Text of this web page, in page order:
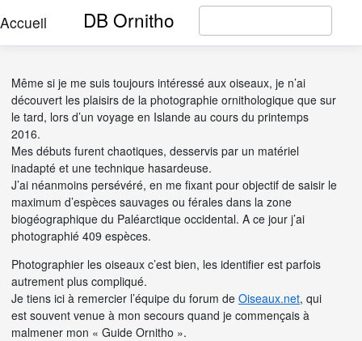
Accueil DB Ornitho
Même si je me suis toujours intéressé aux oiseaux, je n’ai
découvert les plaisirs de la photographie ornithologique que sur
le tard, lors d’un voyage en Islande au cours du printemps
2016.
Mes débuts furent chaotiques, desservis par un matériel
inadapté et une technique hasardeuse.
J’ai néanmoins persévéré, en me fixant pour objectif de saisir le
maximum d’espèces sauvages ou férales dans la zone
biogéographique du Paléarctique occidental. A ce jour j’ai
photographié 409 espèces.
Photographier les oiseaux c’est bien, les identifier est parfois
autrement plus compliqué.
Je tiens ici à remercier l’équipe du forum de Oiseaux.net, qui
est souvent venue à mon secours quand je commençais à
malmener mon « Guide Ornitho ».